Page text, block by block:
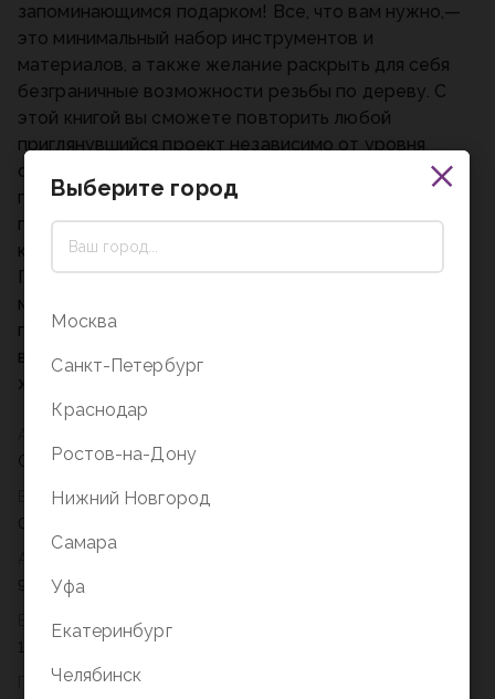
Сара Барраклаф
0,496
978-5-17-162055-4
Возрастное ограничение
12+
запоминающимся подарком! Все, что вам нужно,—
это минимальный набор инструментов и
материалов, а также желание раскрыть для себя
безграничные возможности резьбы по дереву. С
этой книгой вы сможете повторить любой
приглянувшийся проект независимо от уровня
опыта, и в этом вам помогут: - 15 пошаговых
проектов для вырезания фигурок волшебных
персонажей; - Полноразмерные шаблоны и
качественные фотографии этапов резьбы; -
Полезные обзоры необходимых инструментов и
материалов; - Руководство по финишному
покрытию и декорированию фигурок. Запаситесь
вдохновением и приступайте. Волшебные миры
ждут вас!...
Выберите город
Москва
Санкт-Петербург
Краснодар
Ростов-на-Дону
Нижний Новгород
Самара
Уфа
Екатеринбург
Челябинск